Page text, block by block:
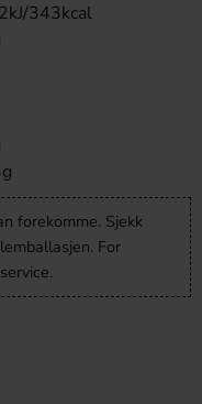
343kcal
forekomme. Sjekk
For